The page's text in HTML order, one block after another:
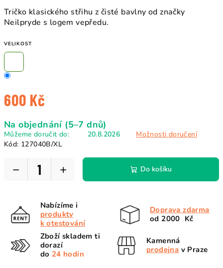
Tričko klasického střihu z čisté bavlny od značky
Neilpryde s logem vepředu.
VELIKOST
600 Kč
cena:
Na objednání (5–7 dnů)
Můžeme doručit do: 20.8.2026
Možnosti doručení
Kód: 127040B/XL
+
− Do košíku
Nabízíme i
produkty
k otestování
Doprava zdarma
od 2000 Kč
Zboží skladem ti
dorazí
do 24 hodin
Kamenná
prodejna v Praze